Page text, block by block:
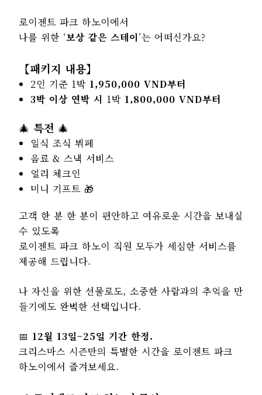
로이젠트 파크 하노이에서
나를 위한 ‘보상 같은 스테이’는 어떠신가요?
【패키지 내용】
2인 기준 1박 1,950,000 VND부터
3박 이상 연박 시 1박 1,800,000 VND부터
🎄 특전 🎄
일식 조식 뷔페
음료 & 스낵 서비스
얼리 체크인
미니 기프트 🎁
고객 한 분 한 분이 편안하고 여유로운 시간을 보내실
수 있도록
로이젠트 파크 하노이 직원 모두가 세심한 서비스를
제공해 드립니다.
나 자신을 위한 선물로도, 소중한 사람과의 추억을 만
들기에도 완벽한 선택입니다.
📅 12월 13일–25일 기간 한정.
크리스마스 시즌만의 특별한 시간을 로이젠트 파크
하노이에서 즐겨보세요.